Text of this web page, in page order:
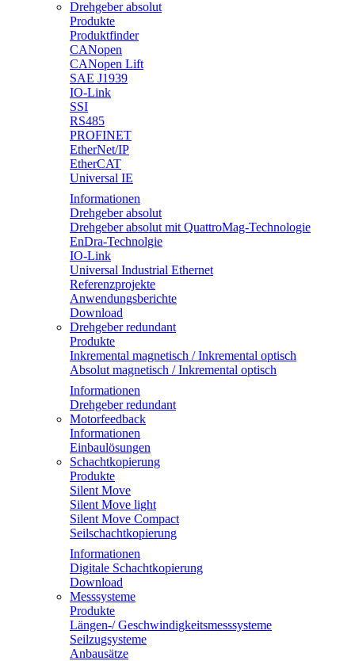
Drehgeber absolut
Produkte
Produktfinder
CANopen
CANopen Lift
SAE J1939
IO-Link
SSI
RS485
PROFINET
EtherNet/IP
EtherCAT
Universal IE
Informationen
Drehgeber absolut
Drehgeber absolut mit QuattroMag-Technologie
EnDra-Technolgie
IO-Link
Universal Industrial Ethernet
Referenzprojekte
Anwendungsberichte
Download
Drehgeber redundant
Produkte
Inkremental magnetisch / Inkremental optisch
Absolut magnetisch / Inkremental optisch
Informationen
Drehgeber redundant
Motorfeedback
Informationen
Einbaulösungen
Schachtkopierung
Produkte
Silent Move
Silent Move light
Silent Move Compact
Seilschachtkopierung
Informationen
Digitale Schachtkopierung
Download
Messsysteme
Produkte
Längen-/ Geschwindigkeitsmesssysteme
Seilzugsysteme
Anbausätze